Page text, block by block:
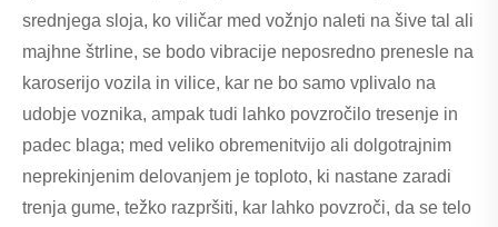
srednjega sloja, ko viličar med vožnjo naleti na šive tal ali
majhne štrline, se bodo vibracije neposredno prenesle na
karoserijo vozila in vilice, kar ne bo samo vplivalo na
udobje voznika, ampak tudi lahko povzročilo tresenje in
padec blaga; med veliko obremenitvijo ali dolgotrajnim
neprekinjenim delovanjem je toploto, ki nastane zaradi
trenja gume, težko razpršiti, kar lahko povzroči, da se telo